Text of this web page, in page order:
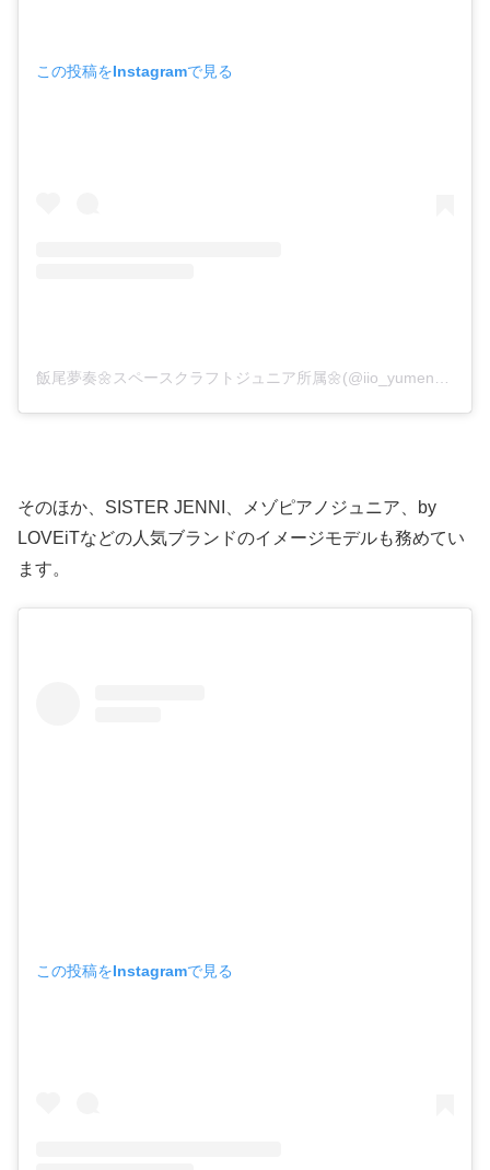
この投稿をInstagramで見る
飯尾夢奏🌼スペースクラフトジュニア所属🌼(@iio_yumena_official)がシェアした投稿
そのほか、SISTER JENNI、メゾピアノジュニア、by
LOVEiTなどの人気ブランドのイメージモデルも務めてい
ます。
この投稿をInstagramで見る